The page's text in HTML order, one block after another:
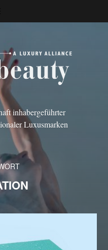
inhabergeführter
Luxusmarken